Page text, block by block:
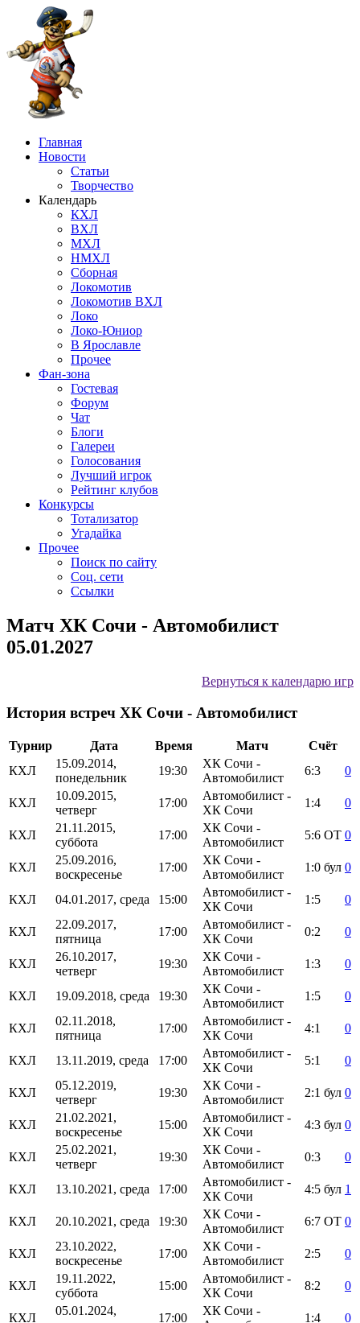
Главная
Новости
Статьи
Творчество
Календарь
КХЛ
ВХЛ
МХЛ
НМХЛ
Сборная
Локомотив
Локомотив ВХЛ
Локо
Локо-Юниор
В Ярославле
Прочее
Фан-зона
Гостевая
Форум
Чат
Блоги
Галереи
Голосования
Лучший игрок
Рейтинг клубов
Конкурсы
Тотализатор
Угадайка
Прочее
Поиск по сайту
Соц. сети
Ссылки
Матч ХК Сочи - Автомобилист
05.01.2027
Вернуться к календарю игр
История встреч ХК Сочи - Автомобилист
Турнир Дата Время Матч
Счёт
КХЛ
15.09.2014,
понедельник
19:30
ХК Сочи -
Автомобилист
6:3 0
КХЛ
10.09.2015,
четверг
17:00
Автомобилист -
ХК Сочи
1:4 0
КХЛ
21.11.2015,
суббота
17:00
ХК Сочи -
Автомобилист
5:6 ОТ 0
КХЛ
25.09.2016,
воскресенье
17:00
ХК Сочи -
Автомобилист
1:0 бул 0
КХЛ 04.01.2017, среда 15:00
Автомобилист -
ХК Сочи
1:5 0
КХЛ
22.09.2017,
пятница
17:00
Автомобилист -
ХК Сочи
0:2 0
КХЛ
26.10.2017,
четверг
19:30
ХК Сочи -
Автомобилист
1:3 0
КХЛ 19.09.2018, среда 19:30
ХК Сочи -
Автомобилист
1:5 0
КХЛ
02.11.2018,
пятница
17:00
Автомобилист -
ХК Сочи
4:1 0
КХЛ 13.11.2019, среда 17:00
Автомобилист -
ХК Сочи
5:1 0
КХЛ
05.12.2019,
четверг
19:30
ХК Сочи -
Автомобилист
2:1 бул 0
КХЛ
21.02.2021,
воскресенье
15:00
Автомобилист -
ХК Сочи
4:3 бул 0
КХЛ
25.02.2021,
четверг
19:30
ХК Сочи -
Автомобилист
0:3 0
КХЛ 13.10.2021, среда 17:00
Автомобилист -
ХК Сочи
4:5 бул 1
КХЛ 20.10.2021, среда 19:30
ХК Сочи -
Автомобилист
6:7 ОТ 0
КХЛ
23.10.2022,
воскресенье
17:00
ХК Сочи -
Автомобилист
2:5 0
КХЛ
19.11.2022,
суббота
15:00
Автомобилист -
ХК Сочи
8:2 0
КХЛ
05.01.2024,
17:00
ХК Сочи -
1:4 0